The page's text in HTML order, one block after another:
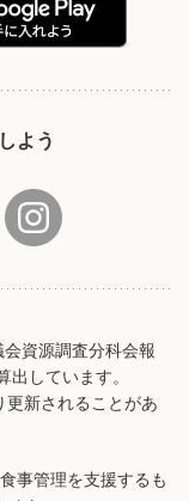
よう
資源調査分科会報
しています。
更新されることがあ
事管理を支援するも